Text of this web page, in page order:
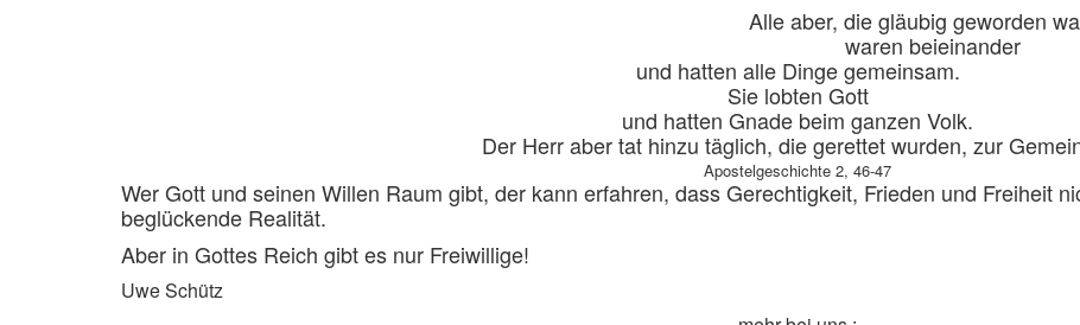
Alle aber, die gläubig geworden
waren beieinander
und hatten alle Dinge gemeinsam.
Sie lobten Gott
und hatten Gnade beim ganzen Volk.
Der Herr aber tat hinzu täglich, die gerettet wurden, zur
Apostelgeschichte 2, 46-47
Wer Gott und seinen Willen Raum gibt, der kann erfahren, dass Gerechtigkeit, Frieden und Freiheit
beglückende Realität.
Aber in Gottes Reich gibt es nur Freiwillige!
Uwe Schütz